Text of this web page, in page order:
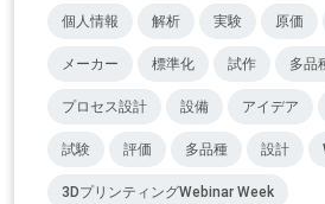
個人情報 解析 実験 原価
メーカー 標準化 試作 多品
プロセス設計 設備 アイデア
試験 評価 多品種 設計
3DプリンティングWebinar Week